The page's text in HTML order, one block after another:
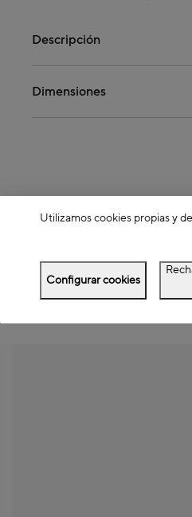
Descripción
Dimensiones
Utilizamos cookies propias y
Configurar cookies